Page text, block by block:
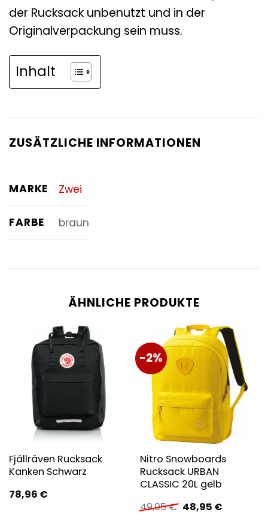
der Rucksack unbenutzt und in der
Originalverpackung sein muss.
Inhalt
ZUSÄTZLICHE INFORMATIONEN
MARKE Zwei
FARBE braun
ÄHNLICHE PRODUKTE
Fjällräven Rucksack
Kanken Schwarz
78,96 €
-2%
Nitro Snowboards
Rucksack URBAN
CLASSIC 20L gelb
49,95€ Ursprünglicher
Preis
48,95 €Aktueller